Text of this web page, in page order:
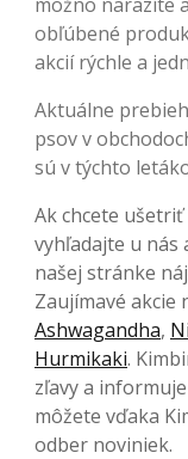
obľúbené
akcií rýchle a
Aktuálne
psov v
sú v týchto
Ak chcete
vyhľadajte u nás
našej stránke
Zaujímavé akcie
Ashwagandha,
Hurmikaki.
zľavy a
môžete vďaka
odber noviniek.